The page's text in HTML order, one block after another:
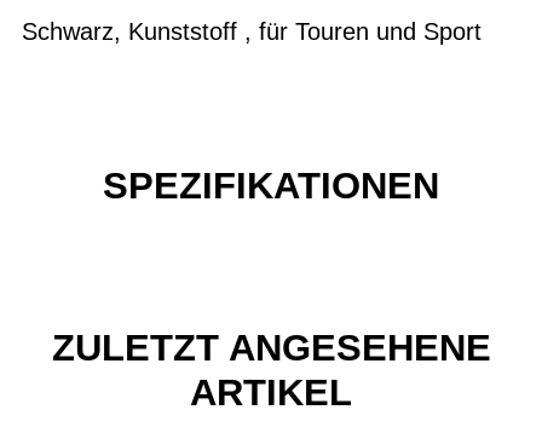
Schwarz, Kunststoff , für Touren und Sport
SPEZIFIKATIONEN
ZULETZT ANGESEHENE
ARTIKEL